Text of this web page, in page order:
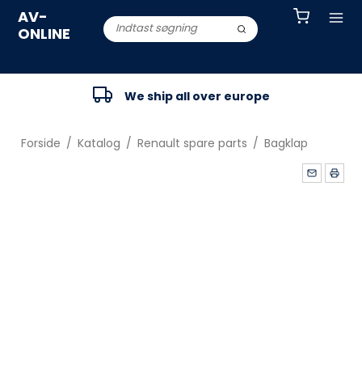
AV-
ONLINE
We ship all over europe
Forside / Katalog / Renault spare parts / Bagklap